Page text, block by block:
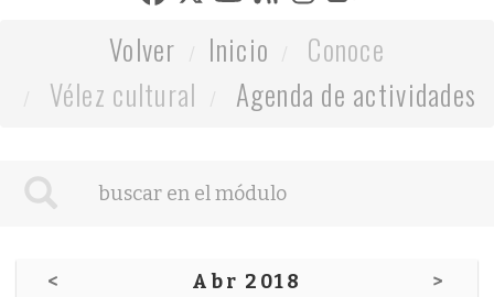
Volver Inicio
Conoce
Vélez cultural
Agenda de actividades
< Abr 2018 >